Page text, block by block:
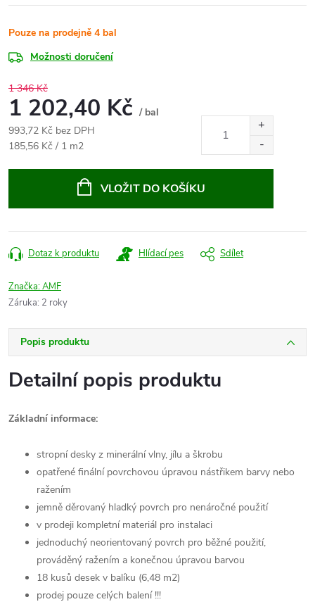
Pouze na prodejně 4 bal
Možnosti doručení
1 346 Kč
1 202,40 Kč / bal
993,72 Kč bez DPH
Měrná
185,56 Kč / 1 m2
VLOŽIT DO KOŠÍKU
Dotaz k produktu Hlídací pes Sdílet
Značka:AMF
Záruka: 2 roky
Popis produktu
Detailní popis produktu
Základní informace:
stropní desky z minerální vlny, jílu a škrobu
opatřené finální povrchovou úpravou nástřikem barvy nebo
ražením
jemně děrovaný hladký povrch pro nenáročné použití
v prodeji kompletní materiál pro instalaci
jednoduchý neorientovaný povrch pro běžné použití,
prováděný ražením a konečnou úpravou barvou
18 kusů desek v balíku (6,48 m2)
prodej pouze celých balení !!!